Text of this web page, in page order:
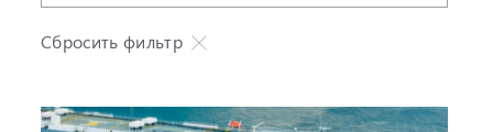
Сбросить фильтр